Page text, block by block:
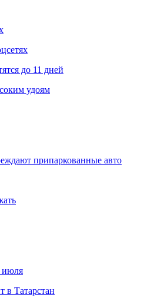
до 11 дней
удоям
припаркованные авто
июля
в Татарстан